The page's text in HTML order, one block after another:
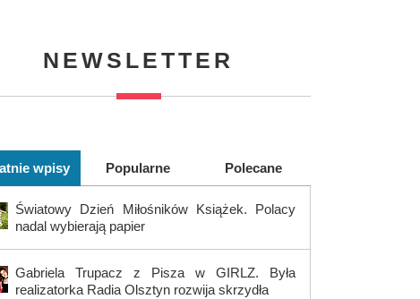
NEWSLETTER
wpisy Popularne Polecane
Światowy Dzień Miłośników Książek. Polacy
nadal wybierają papier
Gabriela Trupacz z Pisza w GIRLZ. Była
realizatorka Radia Olsztyn rozwija skrzydła